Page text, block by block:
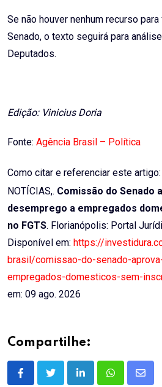
Se não houver nenhum recurso
Senado, o texto seguirá para
Deputados.
Edição: Vinicius Doria
Fonte: Agência Brasil – Política
Como citar e referenciar este artigo:
NOTÍCIAS,. Comissão do Senado
desemprego a empregados
no FGTS. Florianópolis: Portal
Disponível em: https://
brasil/comissao-do-senado-
empregados-domesticos-sem-
em: 09 ago. 2026
Compartilhe:
LinkedInWhatsappShare